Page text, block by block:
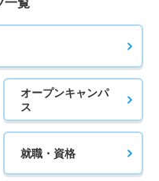
一覧
オープンキャンパ
ス
就職・資格